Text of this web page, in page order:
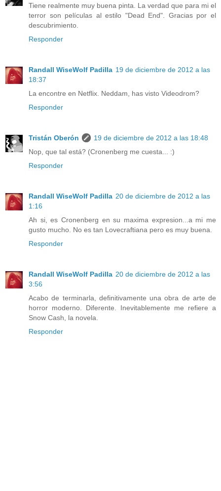
Tiene realmente muy buena pinta. La verdad que para mi el
terror son películas al estilo "Dead End". Gracias por el
descubrimiento.
Responder
Randall WiseWolf Padilla 19 de diciembre de 2012 a las
18:37
La encontre en Netflix. Neddam, has visto Videodrom?
Responder
Tristán Oberón
19 de diciembre de 2012 a las 18:48
Nop, que tal está? (Cronenberg me cuesta... :)
Responder
Randall WiseWolf Padilla 20 de diciembre de 2012 a las
1:16
Ah si, es Cronenberg en su maxima expresion...a mi me
gusto mucho. No es tan Lovecraftiana pero es muy buena.
Responder
Randall WiseWolf Padilla 20 de diciembre de 2012 a las
3:56
Acabo de terminarla, definitivamente una obra de arte de
horror moderno. Diferente. Inevitablemente me refiere a
Snow Cash, la novela.
Responder